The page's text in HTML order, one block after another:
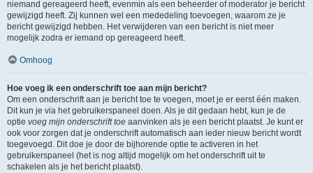
niemand gereageerd heeft, evenmin als een beheerder of moderator je bericht
gewijzigd heeft. Zij kunnen wel een mededeling toevoegen, waarom ze je
bericht gewijzigd hebben. Het verwijderen van een bericht is niet meer
mogelijk zodra er iemand op gereageerd heeft.
Omhoog
Hoe voeg ik een onderschrift toe aan mijn bericht?
Om een onderschrift aan je bericht toe te voegen, moet je er eerst één maken.
Dit kun je via het gebruikerspaneel doen. Als je dit gedaan hebt, kun je de
optie voeg mijn onderschrift toe aanvinken als je een bericht plaatst. Je kunt er
ook voor zorgen dat je onderschrift automatisch aan ieder nieuw bericht wordt
toegevoegd. Dit doe je door de bijhorende optie te activeren in het
gebruikerspaneel (het is nog altijd mogelijk om het onderschrift uit te
schakelen als je het bericht plaatst).